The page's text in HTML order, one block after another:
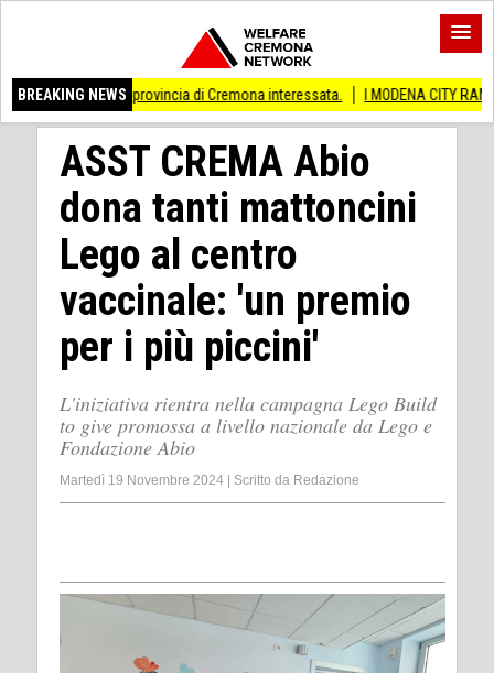
BREAKING NEWS
provincia di Cremona interessata. I MODENA CITY RAMBLERS
ASST CREMA Abio
dona tanti mattoncini
Lego al centro
vaccinale: 'un premio
per i più piccini'
L'iniziativa rientra nella campagna Lego Build
to give promossa a livello nazionale da Lego e
Fondazione Abio
Martedì 19 Novembre 2024 Scritto da Redazione